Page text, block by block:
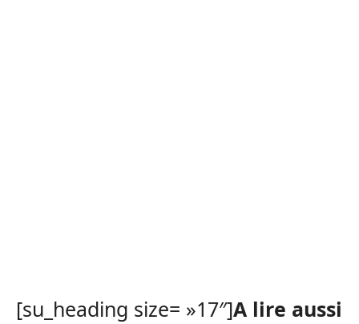
[su_heading size= »17″]A lire aussi